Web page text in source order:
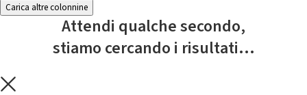
Carica altre colonnine
Attendi qualche secondo,
stiamo cercando i risultati...